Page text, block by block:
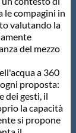
le compagini in
valutando la
del mezzo
a 360
proposta:
dei gesti, il
la capacità
si propone